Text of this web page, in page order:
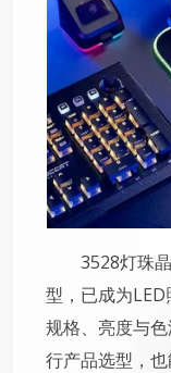
3528灯珠
型，已成为
规格、亮度与
行产品选型，